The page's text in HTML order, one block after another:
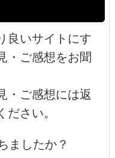
良いサイトにす
・ご感想をお聞
・ご感想には返
さい。
ましたか？